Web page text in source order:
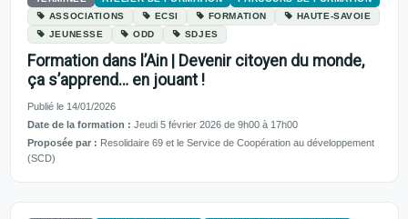
ASSOCIATIONS
ECSI FORMATION
HAUTE-SAVOIE
JEUNESSE
ODD SDJES
Formation dans l’Ain | Devenir citoyen du monde,
ça s’apprend… en jouant !
Publié le 14/01/2026
Date de la formation : Jeudi 5 février 2026 de 9h00 à 17h00
Proposée par : Resolidaire 69 et le Service de Coopération au développement
(SCD)